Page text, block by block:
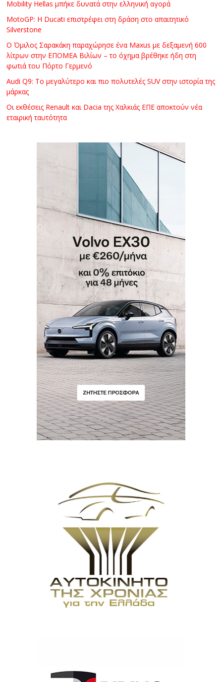
Mobility Hellas μπήκε δυνατά στην ελληνική αγορά
MotoGP: Η Ducati επιστρέφει στη δράση στο απαιτητικό
Silverstone
Ο Όμιλος Σαρακάκη παραχώρησε ένα Maxus με δεξαμενή 600
λίτρων στην ΕΠΟΜΕΑ Βιλίων – το όχημα βρέθηκε ήδη στη
φωτιά του Πόρτο Γερμενό
Audi Q9: Το μεγαλύτερο και πιο πολυτελές SUV στην ιστορία της
μάρκας
Οι εκθέσεις Renault και Dacia της Χαλκιάς ΕΠΕ αποκτούν νέα
εταιρική ταυτότητα